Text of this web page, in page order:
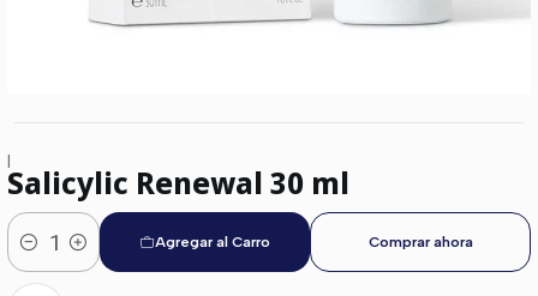
|
Salicylic Renewal 30 ml
Cantidad
Agregar al Carro Comprar ahora